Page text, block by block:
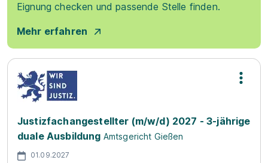
Eignung checken und passende Stelle finden.
Mehr erfahren
Justizfachangestellter (m/w/d) 2027 - 3-jährige
duale Ausbildung Amtsgericht Gießen
01.09.2027